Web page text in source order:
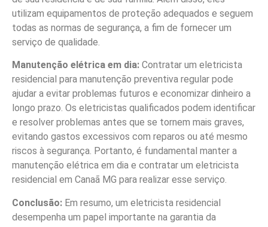
utilizam equipamentos de proteção adequados e seguem
todas as normas de segurança, a fim de fornecer um
serviço de qualidade.
Manutenção elétrica em dia: Contratar um eletricista
residencial para manutenção preventiva regular pode
ajudar a evitar problemas futuros e economizar dinheiro a
longo prazo. Os eletricistas qualificados podem identificar
e resolver problemas antes que se tornem mais graves,
evitando gastos excessivos com reparos ou até mesmo
riscos à segurança. Portanto, é fundamental manter a
manutenção elétrica em dia e contratar um eletricista
residencial em Canaã MG para realizar esse serviço.
Conclusão: Em resumo, um eletricista residencial
desempenha um papel importante na garantia da